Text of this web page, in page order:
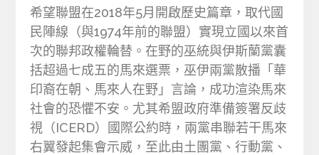
希望聯盟在2018年5月開啟歷史篇章，取代國
民陣線（與1974年前的聯盟）實現立國以來首
次的聯邦政權輪替。在野的巫統與伊斯蘭黨囊
括超過七成五的馬來選票，巫伊兩黨散播「華
印裔在朝、馬來人在野」言論，成功渲染馬來
社會的恐懼不安。尤其希盟政府準備簽署反歧
視（ICERD）國際公約時，兩黨串聯若干馬來
右翼發起集會示威，至此由土團黨、行動黨、